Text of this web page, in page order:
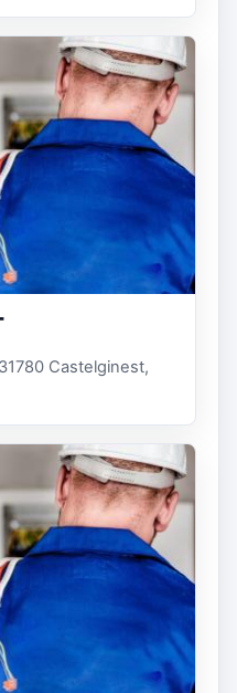
Castelginest,